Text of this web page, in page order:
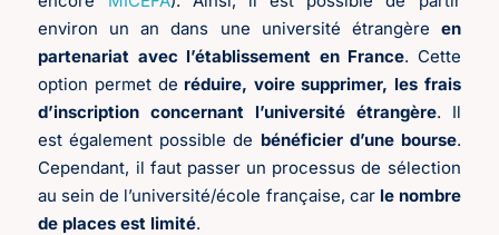
environ un an dans une université étrangère en
partenariat avec l’établissement en France. Cette
option permet de réduire, voire supprimer, les frais
d’inscription concernant l’université étrangère. Il
est également possible de bénéficier d’une bourse.
Cependant, il faut passer un processus de sélection
au sein de l’université/école française, car le nombre
de places est limité.